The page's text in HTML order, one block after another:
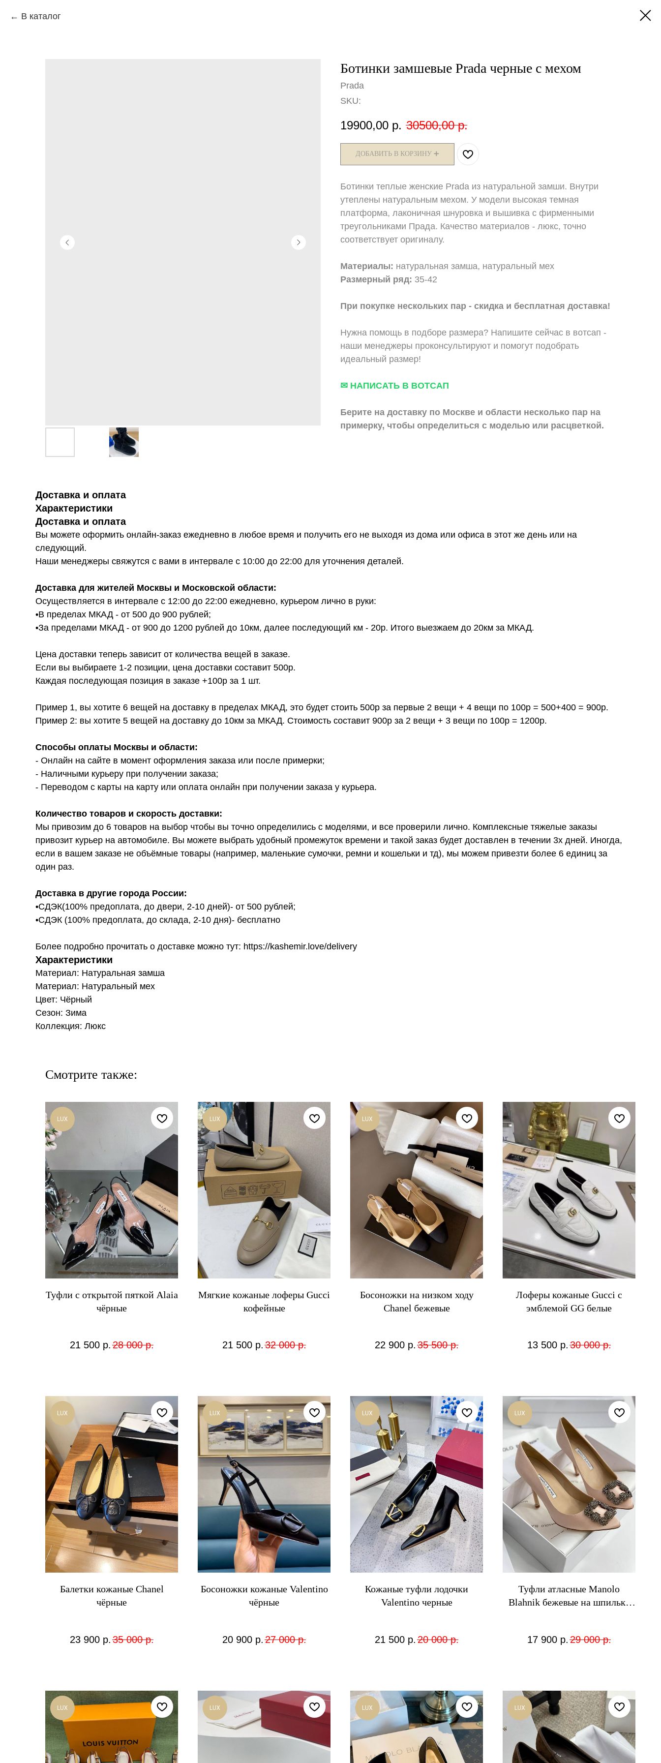
В каталог
Ботинки замшевые Prada черные с мехом
Prada
SKU:
19900,00 р. 30500,00 р.
ДОБАВИТЬ В КОРЗИНУ ➕
Ботинки теплые женские Prada из натуральной замши. Внутри
утеплены натуральным мехом. У модели высокая темная
платформа, лаконичная шнуровка и вышивка с фирменными
треугольниками Прада. Качество материалов - люкс, точно
соответствует оригиналу.
Материалы: натуральная замша, натуральный мех
Размерный ряд: 35-42
При покупке нескольких пар - скидка и бесплатная доставка!
Нужна помощь в подборе размера? Напишите сейчас в вотсап -
наши менеджеры проконсультируют и помогут подобрать
идеальный размер!
✉ НАПИСАТЬ В ВОТСАП
Берите на доставку по Москве и области несколько пар на
примерку, чтобы определиться с моделью или расцветкой.
Доставка и оплата
Характеристики
Доставка и оплата
Вы можете оформить онлайн-заказ ежедневно в любое время и получить его не выходя из дома или офиса в этот же день или на
следующий.
Наши менеджеры свяжутся с вами в интервале с 10:00 до 22:00 для уточнения деталей.
Доставка для жителей Москвы и Московской области:
Осуществляется в интервале с 12:00 до 22:00 ежедневно, курьером лично в руки:
•В пределах МКАД - от 500 до 900 рублей;
•За пределами МКАД - от 900 до 1200 рублей до 10км, далее последующий км - 20р. Итого выезжаем до 20км за МКАД.
Цена доставки теперь зависит от количества вещей в заказе.
Если вы выбираете 1-2 позиции, цена доставки составит 500р.
Каждая последующая позиция в заказе +100р за 1 шт.
Пример 1, вы хотите 6 вещей на доставку в пределах МКАД, это будет стоить 500р за первые 2 вещи + 4 вещи по 100р = 500+400 = 900р.
Пример 2: вы хотите 5 вещей на доставку до 10км за МКАД. Стоимость составит 900р за 2 вещи + 3 вещи по 100р = 1200р.
Способы оплаты Москвы и области:
- Онлайн на сайте в момент оформления заказа или после примерки;
- Наличными курьеру при получении заказа;
- Переводом с карты на карту или оплата онлайн при получении заказа у курьера.
Количество товаров и скорость доставки:
Мы привозим до 6 товаров на выбор чтобы вы точно определились с моделями, и все проверили лично. Комплексные тяжелые заказы
привозит курьер на автомобиле. Вы можете выбрать удобный промежуток времени и такой заказ будет доставлен в течении 3х дней. Иногда,
если в вашем заказе не объёмные товары (например, маленькие сумочки, ремни и кошельки и тд), мы можем привезти более 6 единиц за
один раз.
Доставка в другие города России:
•СДЭК(100% предоплата, до двери, 2-10 дней)- от 500 рублей;
•СДЭК (100% предоплата, до склада, 2-10 дня)- бесплатно
Более подробно прочитать о доставке можно тут: https://kashemir.love/delivery
Характеристики
Материал: Натуральная замша
Материал: Натуральный мех
Цвет: Чёрный
Сезон: Зима
Коллекция: Люкс
Смотрите также:
LUX
Туфли с открытой пяткой Alaia
чёрные
21 500 р. 28 000 р.
LUX
Мягкие кожаные лоферы Gucci
кофейные
21 500 р. 32 000 р.
LUX
Босоножки на низком ходу
Chanel бежевые
22 900 р. 35 500 р.
Лоферы кожаные Gucci с
эмблемой GG белые
13 500 р. 30 000 р.
LUX
Балетки кожаные Chanel
чёрные
23 900 р. 35 000 р.
LUX
Босоножки кожаные Valentino
чёрные
20 900 р. 27 000 р.
LUX
Кожаные туфли лодочки
Valentino черные
21 500 р. 20 000 р.
LUX
Туфли атласные Manolo
Blahnik бежевые на шпильке
17 900 р. 29 000 р.
LUX LUX LUX LUX